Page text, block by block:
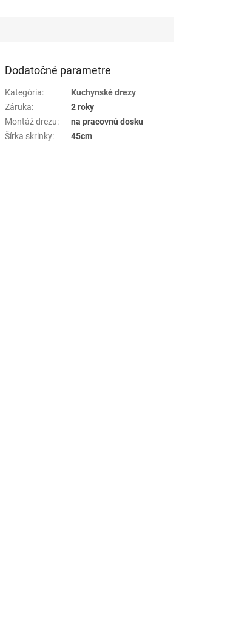
Dodatočné parametre
Kategória:
Kuchynské drezy
Záruka:
2 roky
Montáž drezu:
na pracovnú dosku
Šírka skrinky: 45cm